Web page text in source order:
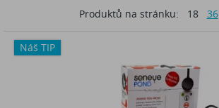
Produktů na stránku: 18 36
Náš TIP